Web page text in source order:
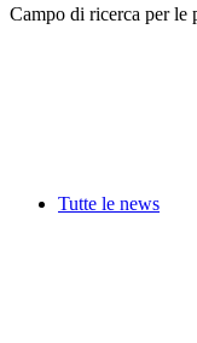
Campo di ricerca per le
Tutte le news